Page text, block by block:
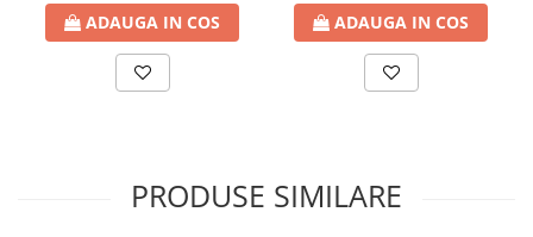
ADAUGA IN COS ADAUGA IN COS
PRODUSE SIMILARE